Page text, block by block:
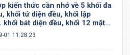
kiến thức cần nhớ về 5 khối đa
khối tứ diện đều, khối lập
khối bát diện đều, khối 12 mặt
20 mặt đều
01 11:28:23